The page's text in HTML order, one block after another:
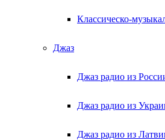
Классическо-
Джаз
Джаз радио из
Джаз радио из
Джаз радио из